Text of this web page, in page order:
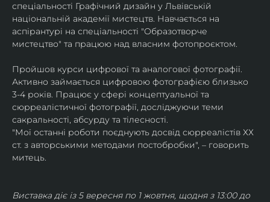
спеціальності Графічний дизайн у Львівській
національній академії мистецтв. Навчається на
аспірантурі на спеціальності "Образотворче
мистецтво" та працюю над власним фотопроєктом.
Пройшов курси цифрової та аналогової фотографії.
Активно займається цифровою фотографією близько
3-4 років. Працює у сфері концептуальної та
сюрреалістичної фотографії, досліджуючи теми
сакральності, абсурду та тілесності.
"Мої останні роботи поєднують досвід сюрреалістів ХХ
ст. з авторськими методами постобробки", – говорить
митець.
Виставка діє із 5 вересня по 1 жовтня, щодня з 13:00 до